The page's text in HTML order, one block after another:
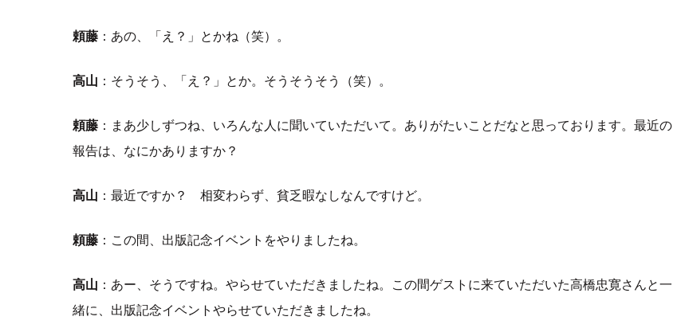
頼藤：あの、「え？」とかね（笑）。
高山 ：そうそう、「え？」とか。そうそうそう（笑）。
頼藤：まあ少しずつね、いろんな人に聞いていただいて。ありがたいことだなと思っております。最近の
報告は、なにかありますか？
高山 ：最近ですか？ 相変わらず、貧乏暇なしなんですけど。
頼藤：この間、出版記念イベントをやりましたね。
高山 ：あー、そうですね。やらせていただきましたね。この間ゲストに来ていただいた高橋忠寛さんと一
緒に、出版記念イベントやらせていただきましたね。